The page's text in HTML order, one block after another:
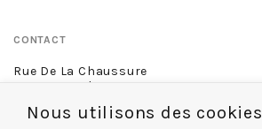
CONTACT
Rue De La Chaussure
46 rue Royale
02 38 68 60 13
Nous utilisons des cookies